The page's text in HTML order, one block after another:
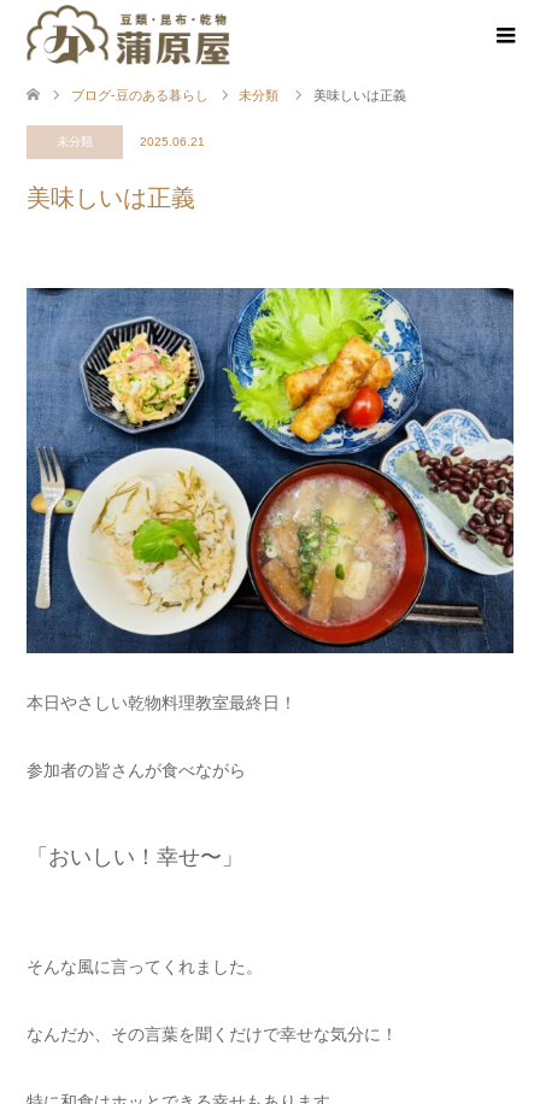
ブログ-豆のある暮らし 未分類 美味しいは正義
未分類 2025.06.21
美味しいは正義
本日やさしい乾物料理教室最終日！
参加者の皆さんが食べながら
「おいしい！幸せ〜」
そんな風に言ってくれました。
なんだか、その言葉を聞くだけで幸せな気分に！